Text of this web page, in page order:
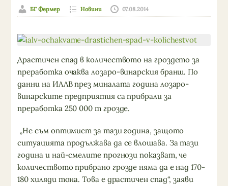
БГ Фермер Новини 07.08.2014
Драстичен спад в количеството на гроздето за
преработка очаква лозаро-винарския бранш. По
данни на ИАЛВ през миналата година лозаро-
винарските предприятия са прибрали за
преработка 250 000 т грозде.
„Не съм оптимист за тази година, защото
ситуацията продължава да се влошава. За тази
година и най-смелите прогнози показват, че
количеството прибрано грозде няма да е над 170-
180 хиляди тона. Това е драстичен спад“, заяви